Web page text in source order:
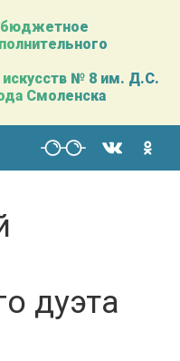
бюджетное
№ 8 им. Д.С.
Смоленска
дуэта